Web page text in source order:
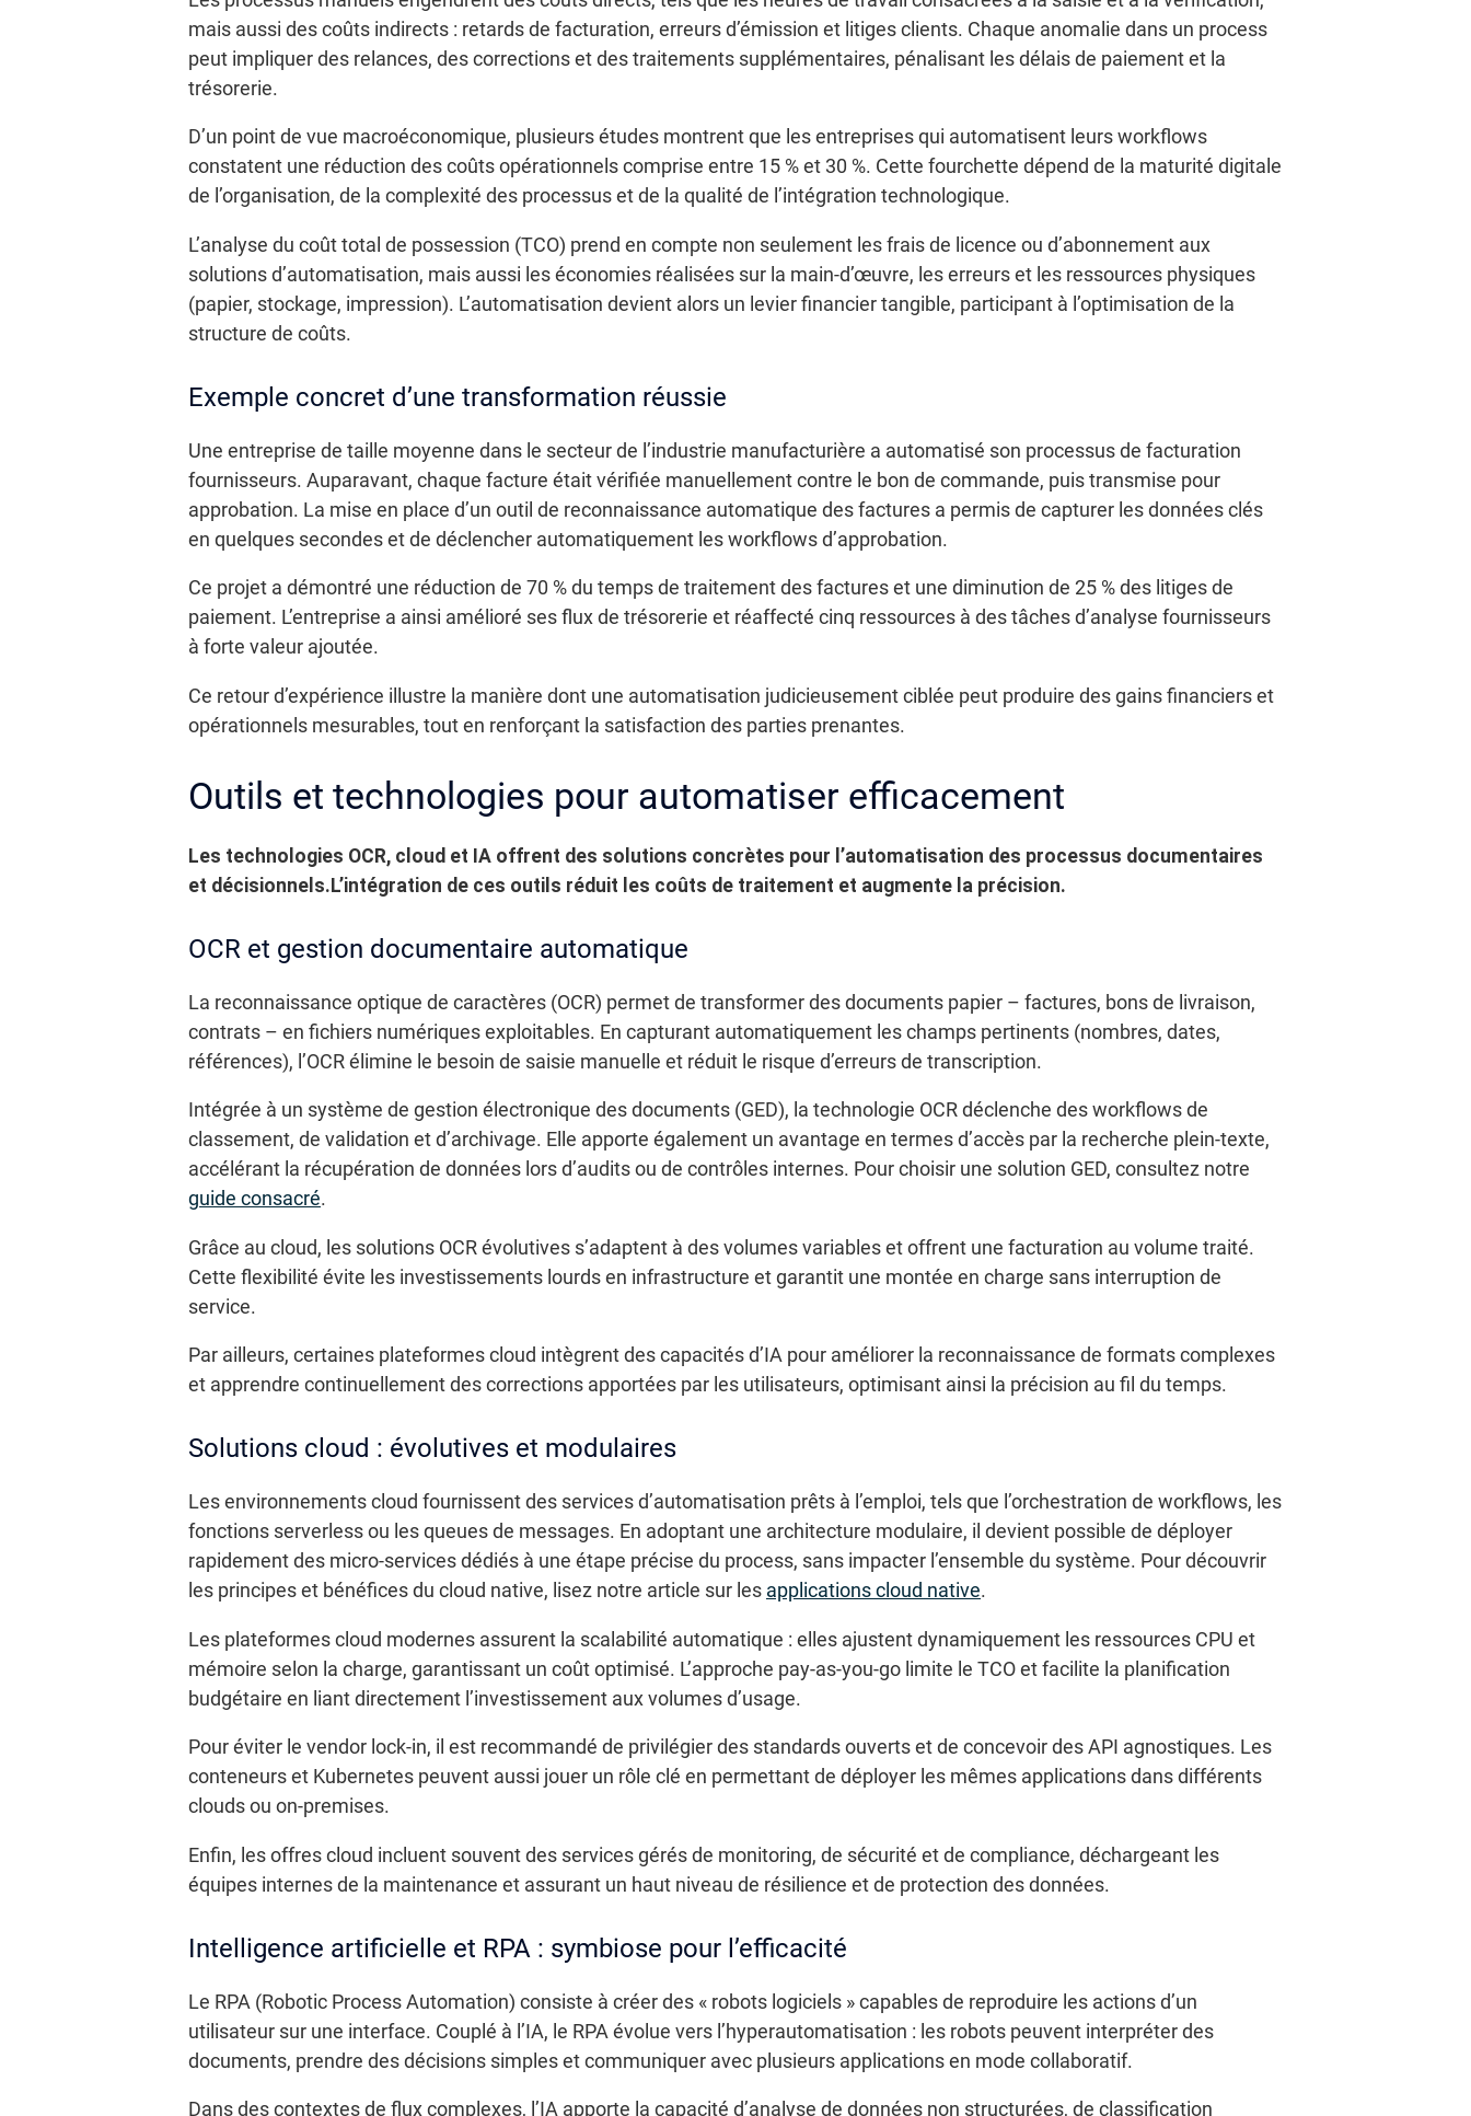
mais aussi des coûts indirects : retards de facturation, erreurs d’émission et litiges clients. Chaque anomalie dans un process
peut impliquer des relances, des corrections et des traitements supplémentaires, pénalisant les délais de paiement et la
trésorerie.
D’un point de vue macroéconomique, plusieurs études montrent que les entreprises qui automatisent leurs workflows
constatent une réduction des coûts opérationnels comprise entre 15 % et 30 %. Cette fourchette dépend de la maturité digitale
de l’organisation, de la complexité des processus et de la qualité de l’intégration technologique.
L’analyse du coût total de possession (TCO) prend en compte non seulement les frais de licence ou d’abonnement aux
solutions d’automatisation, mais aussi les économies réalisées sur la main-d’œuvre, les erreurs et les ressources physiques
(papier, stockage, impression). L’automatisation devient alors un levier financier tangible, participant à l’optimisation de la
structure de coûts.
Exemple concret d’une transformation réussie
Une entreprise de taille moyenne dans le secteur de l’industrie manufacturière a automatisé son processus de facturation
fournisseurs. Auparavant, chaque facture était vérifiée manuellement contre le bon de commande, puis transmise pour
approbation. La mise en place d’un outil de reconnaissance automatique des factures a permis de capturer les données clés
en quelques secondes et de déclencher automatiquement les workflows d’approbation.
Ce projet a démontré une réduction de 70 % du temps de traitement des factures et une diminution de 25 % des litiges de
paiement. L’entreprise a ainsi amélioré ses flux de trésorerie et réaffecté cinq ressources à des tâches d’analyse fournisseurs
à forte valeur ajoutée.
Ce retour d’expérience illustre la manière dont une automatisation judicieusement ciblée peut produire des gains financiers et
opérationnels mesurables, tout en renforçant la satisfaction des parties prenantes.
Outils et technologies pour automatiser efficacement
Les technologies OCR, cloud et IA offrent des solutions concrètes pour l’automatisation des processus documentaires
et décisionnels.L’intégration de ces outils réduit les coûts de traitement et augmente la précision.
OCR et gestion documentaire automatique
La reconnaissance optique de caractères (OCR) permet de transformer des documents papier – factures, bons de livraison,
contrats – en fichiers numériques exploitables. En capturant automatiquement les champs pertinents (nombres, dates,
références), l’OCR élimine le besoin de saisie manuelle et réduit le risque d’erreurs de transcription.
Intégrée à un système de gestion électronique des documents (GED), la technologie OCR déclenche des workflows de
classement, de validation et d’archivage. Elle apporte également un avantage en termes d’accès par la recherche plein-texte,
accélérant la récupération de données lors d’audits ou de contrôles internes. Pour choisir une solution GED, consultez notre
guide consacré.
Grâce au cloud, les solutions OCR évolutives s’adaptent à des volumes variables et offrent une facturation au volume traité.
Cette flexibilité évite les investissements lourds en infrastructure et garantit une montée en charge sans interruption de
service.
Par ailleurs, certaines plateformes cloud intègrent des capacités d’IA pour améliorer la reconnaissance de formats complexes
et apprendre continuellement des corrections apportées par les utilisateurs, optimisant ainsi la précision au fil du temps.
Solutions cloud : évolutives et modulaires
Les environnements cloud fournissent des services d’automatisation prêts à l’emploi, tels que l’orchestration de workflows, les
fonctions serverless ou les queues de messages. En adoptant une architecture modulaire, il devient possible de déployer
rapidement des micro-services dédiés à une étape précise du process, sans impacter l’ensemble du système. Pour découvrir
les principes et bénéfices du cloud native, lisez notre article sur les applications cloud native.
Les plateformes cloud modernes assurent la scalabilité automatique : elles ajustent dynamiquement les ressources CPU et
mémoire selon la charge, garantissant un coût optimisé. L’approche pay-as-you-go limite le TCO et facilite la planification
budgétaire en liant directement l’investissement aux volumes d’usage.
Pour éviter le vendor lock-in, il est recommandé de privilégier des standards ouverts et de concevoir des API agnostiques. Les
conteneurs et Kubernetes peuvent aussi jouer un rôle clé en permettant de déployer les mêmes applications dans différents
clouds ou on-premises.
Enfin, les offres cloud incluent souvent des services gérés de monitoring, de sécurité et de compliance, déchargeant les
équipes internes de la maintenance et assurant un haut niveau de résilience et de protection des données.
Intelligence artificielle et RPA : symbiose pour l’efficacité
Le RPA (Robotic Process Automation) consiste à créer des « robots logiciels » capables de reproduire les actions d’un
utilisateur sur une interface. Couplé à l’IA, le RPA évolue vers l’hyperautomatisation : les robots peuvent interpréter des
documents, prendre des décisions simples et communiquer avec plusieurs applications en mode collaboratif.
Dans des contextes de flux complexes, l’IA apporte la capacité d’analyse de données non structurées, de classification